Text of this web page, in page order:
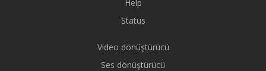
Help
Status
Video dönüştürücü
Ses dönüştürücü